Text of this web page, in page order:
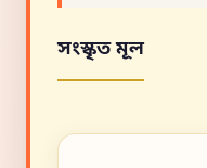
সংস্কৃত মূল